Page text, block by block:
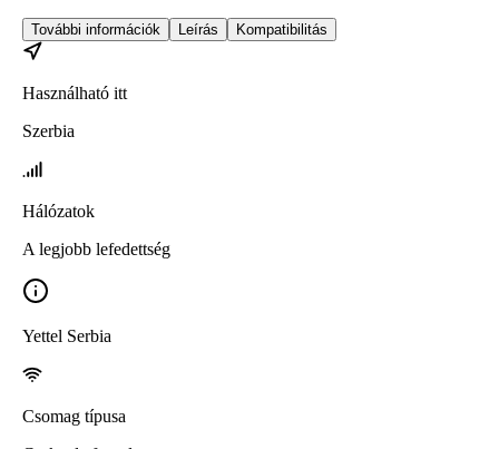
További információk Leírás Kompatibilitás
Használható itt
Szerbia
Hálózatok
A legjobb lefedettség
Yettel Serbia
Csomag típusa